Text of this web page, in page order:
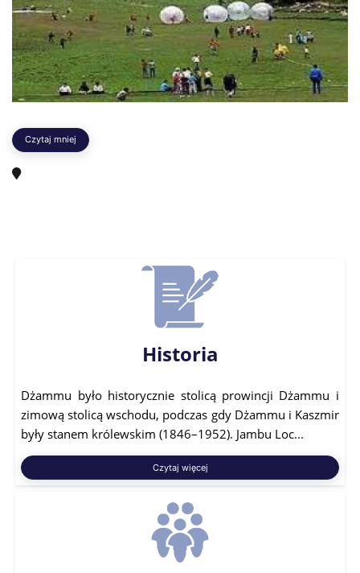
Czytaj mniej
Historia
Dżammu było historycznie stolicą prowincji Dżammu i
zimową stolicą wschodu, podczas gdy Dżammu i Kaszmir
były stanem królewskim (1846–1952). Jambu Loc...
Czytaj więcej